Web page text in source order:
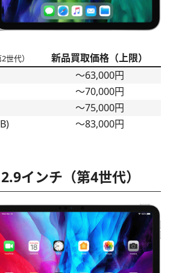
代）
新品買取価格（上限）
〜63,000円
〜70,000円
〜75,000円
〜83,000円
インチ（第4世代）